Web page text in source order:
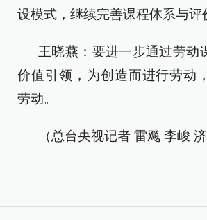
设模式，继续完善课程体系与评
王晓燕：要进一步通过劳动
价值引领，为创造而进行劳动
劳动。
（总台央视记者 雷飚 李峻